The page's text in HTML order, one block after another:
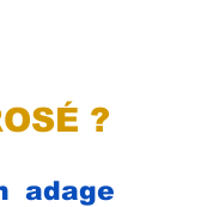
?
adage